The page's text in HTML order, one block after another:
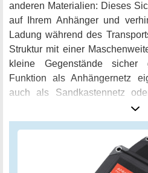
anderen Materialien: Dieses
auf Ihrem Anhänger und
Ladung während des
Struktur mit einer
kleine Gegenstände sicher
Funktion als Anhängernetz
auch als Sandkastennetz
Pools. Durch die hochwertige
es UV- und
Belastungen stand. Die
geschützt und die Ränder
dickes Nylon Band. Mit einer